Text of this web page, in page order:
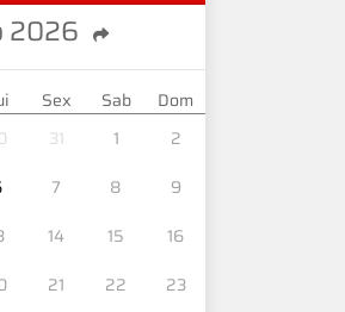
2026
Sex Sab
Dom
31 1
2
7 8
9
14 15
16
21 22 23